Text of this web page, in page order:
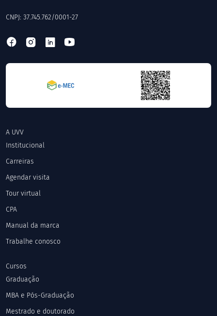
CNPJ: 37.745.762/0001-27
A UVV
Institucional
Carreiras
Agendar visita
Tour virtual
CPA
Manual da marca
Trabalhe conosco
Cursos
Graduação
MBA e Pós-Graduação
Mestrado e doutorado